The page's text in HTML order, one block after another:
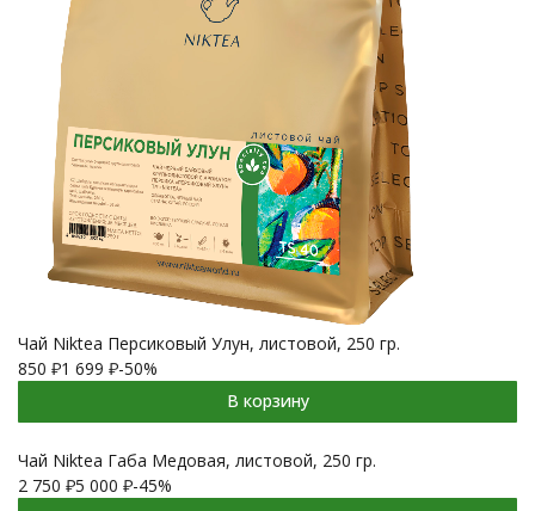
Чай Niktea Персиковый Улун, листовой, 250 гр.
850 ₽1 699 ₽-50%
В корзину
Чай Niktea Габа Медовая, листовой, 250 гр.
2 750 ₽5 000 ₽-45%